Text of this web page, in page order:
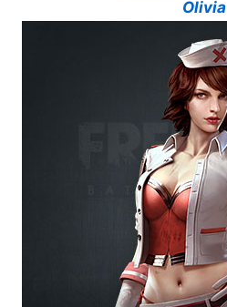
Olivia